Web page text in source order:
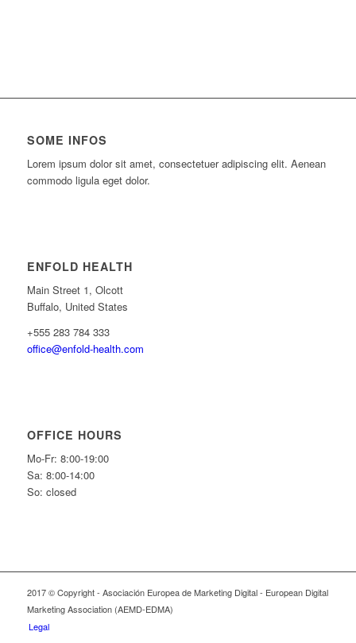
SOME INFOS
Lorem ipsum dolor sit amet, consectetuer adipiscing elit. Aenean
commodo ligula eget dolor.
ENFOLD HEALTH
Main Street 1, Olcott
Buffalo, United States
+555 283 784 333
office@enfold-health.com
OFFICE HOURS
Mo-Fr: 8:00-19:00
Sa: 8:00-14:00
So: closed
2017 © Copyright - Asociación Europea de Marketing Digital - European Digital
Marketing Association (AEMD-EDMA)
Legal